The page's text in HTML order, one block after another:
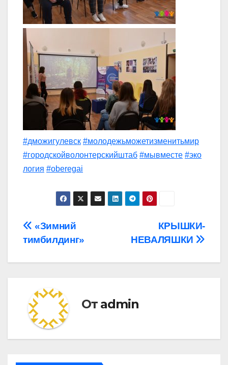
#дможигулевск #молодежьможетизменитьмир
#городскойволонтерскийштаб #мывместе #эко
логия #oberegai
Навигация
КРЫШКИ-
НЕВАЛЯШКИ
«Зимний
тимбилдинг»
От admin